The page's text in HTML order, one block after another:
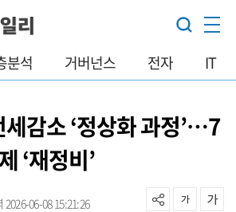
분석 거버넌스 전자 IT
감소 ‘정상화 과정’…7
‘재정비’
2026-06-08 15:21:26